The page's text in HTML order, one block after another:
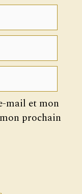
mail et mon
prochain